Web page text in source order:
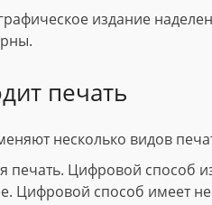
издание
печать
несколько видов
печать. Цифровой способ
Цифровой способ имеет